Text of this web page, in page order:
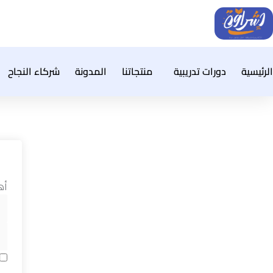
تخطي
إلى
المحتوى
الرئيسية دورات تدريبية منتجاتنا المدونة شركاء النجاح